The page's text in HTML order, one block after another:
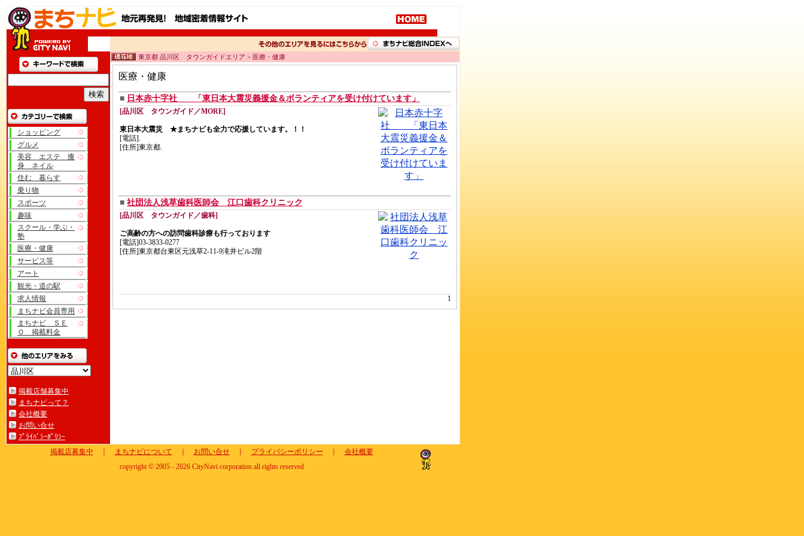
ショッピング
グルメ
美容 エステ 痩
身 ネイル
住む 暮らす
乗り物
スポーツ
趣味
スクール・学ぶ・
塾
医療・健康
サービス等
アート
観光・道の駅
求人情報
まちナビ会員専用
まちナビ ＳＥ
Ｏ 掲載料金
掲載店舗募集中
まちナビって？
会社概要
お問い合せ
ﾌﾟﾗｲﾊﾞｼｰﾎﾟﾘｼｰ
東京都 品川区 タウンガイドエリア > 医療・健康
医療・健康
■ 日本赤十字社 「東日本大震災義援金＆ボランティアを受け付けています」
[品川区 タウンガイド／MORE]
東日本大震災 ★まちナビも全力で応援しています。！！
[電話].
[住所]東京都.
■ 社団法人浅草歯科医師会 江口歯科クリニック
[品川区 タウンガイド／歯科]
ご高齢の方への訪問歯科診療も行っております
[電話]03-3833-0277
[住所]東京都台東区元浅草2-11-9滝井ビル2階
1
掲載店募集中 まちナビについて お問い合せ｜ プライバシーポリシー
会社概要
copyright © 2005 - 2026 CityNavi corporation all rights reserved